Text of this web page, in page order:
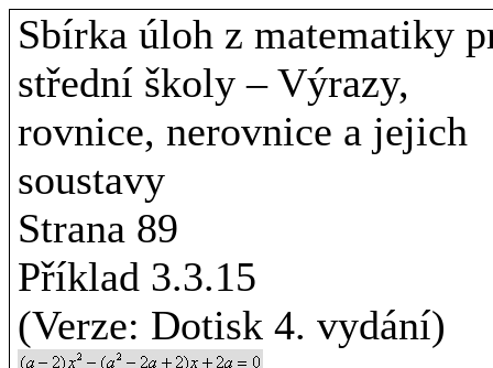
Sbírka úloh z matematiky
střední školy – Výrazy,
rovnice, nerovnice a jejich
soustavy
Strana 89
Příklad 3.3.15
(Verze: Dotisk 4. vydání)